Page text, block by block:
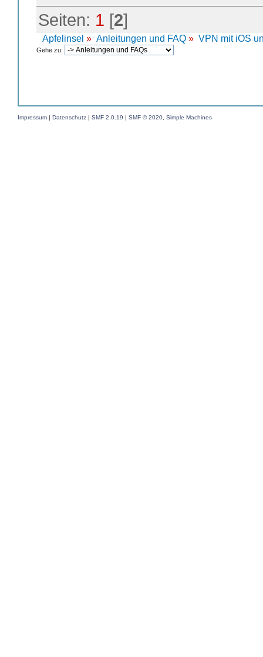
Seiten: 1 [2]
Apfelinsel » Anleitungen und FAQ » VPN mit iOS
Gehe zu:
Impressum | Datenschutz | SMF 2.0.19 | SMF © 2020 Simple Machines